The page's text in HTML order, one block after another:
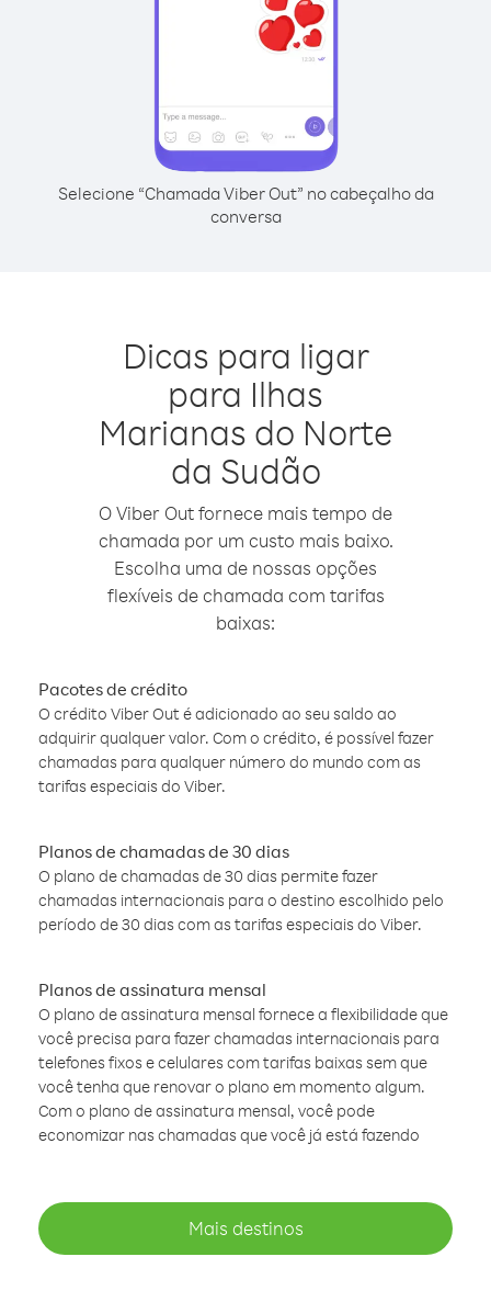
Selecione “Chamada Viber Out” no cabeçalho da
conversa
Dicas para ligar
para Ilhas
Marianas do Norte
da Sudão
O Viber Out fornece mais tempo de
chamada por um custo mais baixo.
Escolha uma de nossas opções
flexíveis de chamada com tarifas
baixas:
Pacotes de crédito
O crédito Viber Out é adicionado ao seu saldo ao
adquirir qualquer valor. Com o crédito, é possível fazer
chamadas para qualquer número do mundo com as
tarifas especiais do Viber.
Planos de chamadas de 30 dias
O plano de chamadas de 30 dias permite fazer
chamadas internacionais para o destino escolhido pelo
período de 30 dias com as tarifas especiais do Viber.
Planos de assinatura mensal
O plano de assinatura mensal fornece a flexibilidade que
você precisa para fazer chamadas internacionais para
telefones fixos e celulares com tarifas baixas sem que
você tenha que renovar o plano em momento algum.
Com o plano de assinatura mensal, você pode
economizar nas chamadas que você já está fazendo
Mais destinos